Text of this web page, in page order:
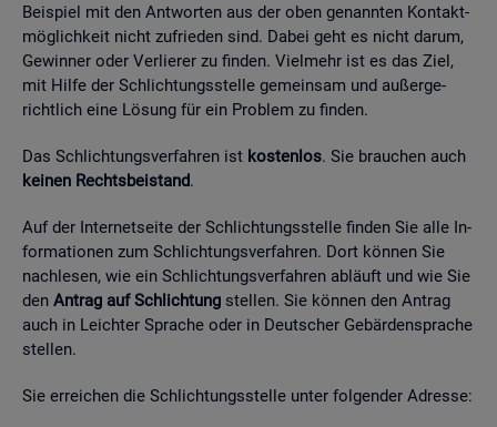
Bei­spiel mit den Ant­wor­ten aus der oben ge­nann­ten Kon­takt­
mög­lich­keit nicht zu­frie­den sind. Dabei geht es nicht darum,
Ge­win­ner oder Ver­lie­rer zu fin­den. Viel­mehr ist es das Ziel,
mit Hilfe der Schlich­tungs­stel­le ge­mein­sam und au­ßer­ge­
richt­lich eine Lö­sung für ein Pro­blem zu fin­den.
Das Schlich­tungs­ver­fah­ren ist kos­ten­los. Sie brau­chen auch
kei­nen Rechts­bei­stand.
Auf der In­ter­net­sei­te der Schlich­tungs­stel­le fin­den Sie alle In­
for­ma­tio­nen zum Schlich­tungs­ver­fah­ren. Dort kön­nen Sie
nach­le­sen, wie ein Schlich­tungs­ver­fah­ren ab­läuft und wie Sie
den An­trag auf Schlich­tung stel­len. Sie kön­nen den An­trag
auch in Leich­ter Spra­che oder in Deut­scher Ge­bär­den­spra­che
stel­len.
Sie er­rei­chen die Schlich­tungs­stel­le unter fol­gen­der Adres­se: